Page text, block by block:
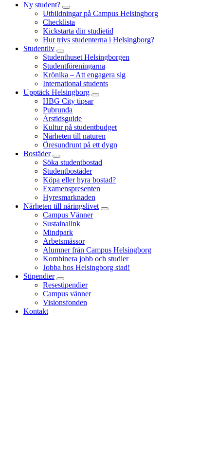
Ny student?
Utbildningar på Campus Helsingborg
Checklista
Kickstarta din studietid
Hur trivs studenterna i Helsingborg?
Studentliv
Studenthuset Helsingborgen
Studentföreningarna
Krönika – Att engagera sig
International students
Upptäck Helsingborg
HBG City tipsar
Pubrunda
Årstidsguide
Kultur på studentbudget
Närheten till naturen
Öresundrunt på ett dygn
Bostäder
Söka studentbostad
Studentbostäder
Köpa eller hyra bostad?
Examenspresenten
Hyresmarknaden
Närheten till näringslivet
Campus Vänner
Sustainalink
Mindpark
Arbetsmässor
Alumner från Campus Helsingborg
Kombinera jobb och studier
Jobba hos Helsingborg stad!
Stipendier
Resestipendier
Campus vänner
Visionsfonden
Kontakt